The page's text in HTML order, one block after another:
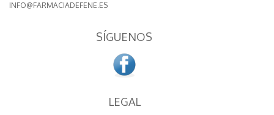
INFO@FARMACIADEFENE.ES
SÍGUENOS
LEGAL